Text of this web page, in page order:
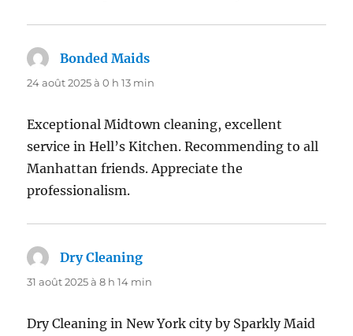
Bonded Maids
24 août 2025 à 0 h 13 min
Exceptional Midtown cleaning, excellent
service in Hell’s Kitchen. Recommending to all
Manhattan friends. Appreciate the
professionalism.
Dry Cleaning
31 août 2025 à 8 h 14 min
Dry Cleaning in New York city by Sparkly Maid